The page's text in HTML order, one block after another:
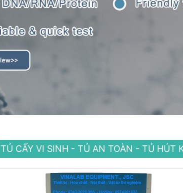
TỦ CẤY VI SINH - TỦ AN TOÀN - TỦ HÚT